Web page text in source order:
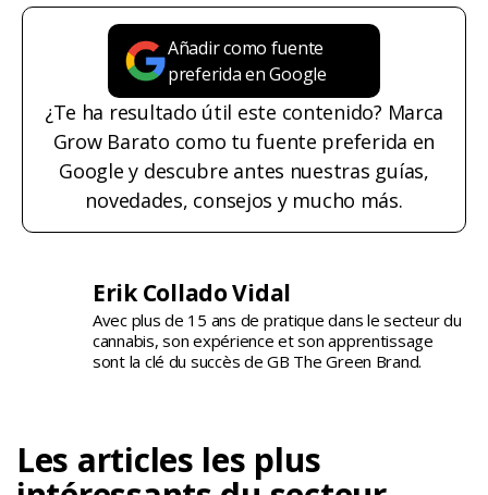
Añadir como fuente
preferida en Google
¿Te ha resultado útil este contenido? Marca
Grow Barato como tu fuente preferida en
Google y descubre antes nuestras guías,
novedades, consejos y mucho más.
Erik Collado Vidal
Avec plus de 15 ans de pratique dans le secteur du
cannabis, son expérience et son apprentissage
sont la clé du succès de GB The Green Brand.
Les articles les plus